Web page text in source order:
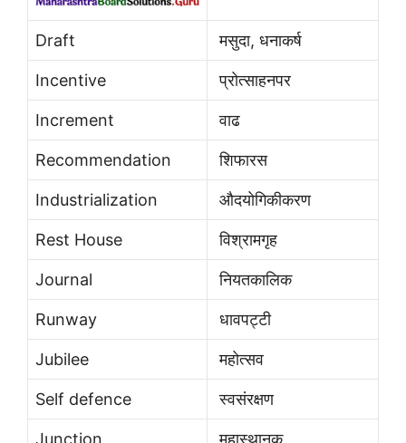
Draft मसुदा, धनाकर्ष
Incentive प्रोत्साहनपर
Increment वाढ
Recommendation शिफारस
Industrialization औदयोगिकीकरण
Rest House विश्रामगृह
Journal नियतकालिक
Runway धावपट्टी
Jubilee महोत्सव
Self defence स्वसंरक्षण
Junction महास्थानक